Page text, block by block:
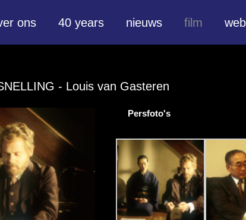
ons 40 years nieuws film
- Louis van Gasteren
Persfoto's